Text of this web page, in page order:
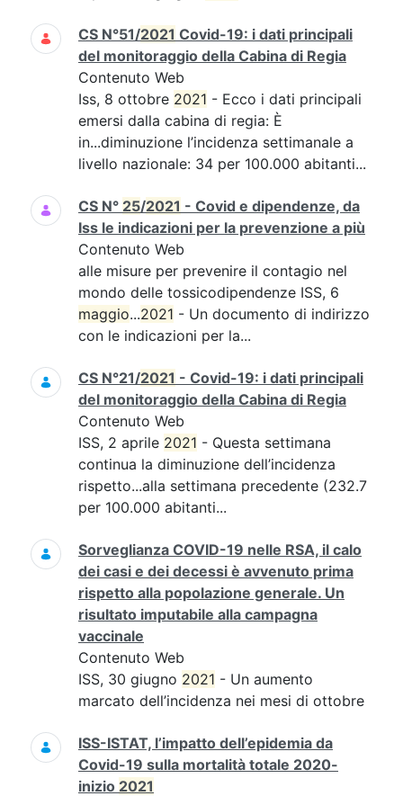
CS N°51/2021 Covid-19: i dati principali
del monitoraggio della Cabina di Regia
Contenuto Web
Iss, 8 ottobre 2021 - Ecco i dati principali
emersi dalla cabina di regia: È
in...diminuzione l’incidenza settimanale a
livello nazionale: 34 per 100.000 abitanti...
CS N° 25/2021 - Covid e dipendenze, da
Iss le indicazioni per la prevenzione a più
Contenuto Web
alle misure per prevenire il contagio nel
mondo delle tossicodipendenze ISS, 6
maggio...2021 - Un documento di indirizzo
con le indicazioni per la...
CS N°21/2021 - Covid-19: i dati principali
del monitoraggio della Cabina di Regia
Contenuto Web
ISS, 2 aprile 2021 - Questa settimana
continua la diminuzione dell’incidenza
rispetto...alla settimana precedente (232.7
per 100.000 abitanti...
Sorveglianza COVID-19 nelle RSA, il calo
dei casi e dei decessi è avvenuto prima
rispetto alla popolazione generale. Un
risultato imputabile alla campagna
vaccinale
Contenuto Web
ISS, 30 giugno 2021 - Un aumento
marcato dell’incidenza nei mesi di ottobre
ISS-ISTAT, l’impatto dell’epidemia da
Covid-19 sulla mortalità totale 2020-
inizio 2021